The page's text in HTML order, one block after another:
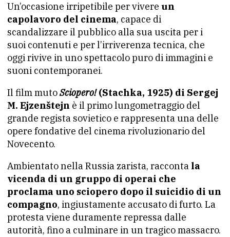
Un’occasione irripetibile per vivere un
capolavoro del cinema, capace di
scandalizzare il pubblico alla sua uscita per i
suoi contenuti e per l’irriverenza tecnica, che
oggi rivive in uno spettacolo puro di immagini e
suoni contemporanei.
Il film mutoSciopero!(Stachka, 1925) di Sergej
M. Ejzenštejn è il primo lungometraggio del
grande regista sovietico e rappresenta una delle
opere fondative del cinema rivoluzionario del
Novecento.
Ambientato nella Russia zarista, racconta la
vicenda di un gruppo di operai che
proclama uno sciopero dopo il suicidio di un
compagno, ingiustamente accusato di furto. La
protesta viene duramente repressa dalle
autorità, fino a culminare in un tragico massacro.